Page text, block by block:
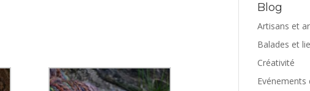
Blog
Artisans et
Balades et
Créativité
Evénements